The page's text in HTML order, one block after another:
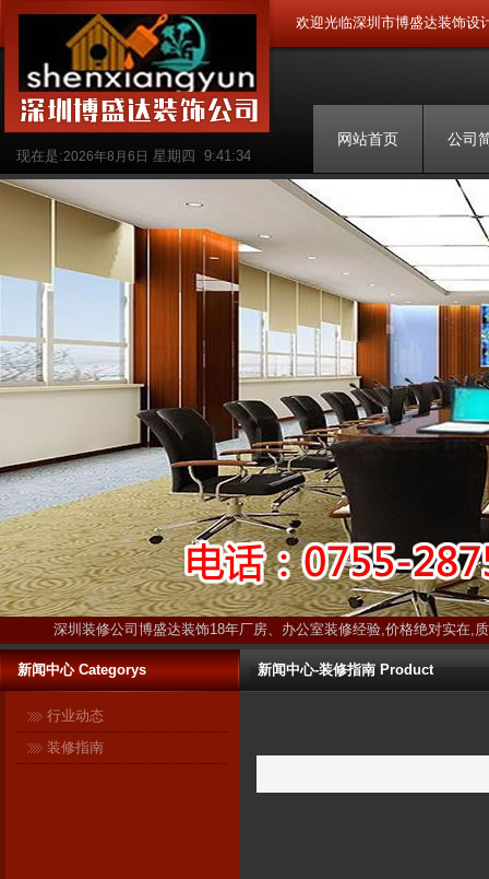
欢迎光临深圳市博盛达装饰设
现在是:2026年8月6日 星期四 9:41:35
公司
网站首页
深圳装修公司博盛达装饰18年厂房、办公室装修经验,价格绝对实在,
新闻中心 Categorys
行业动态
装修指南
新闻中心-装修指南 Product